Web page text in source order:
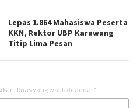
Lepas 1.864 Mahasiswa Peserta
KKN, Rektor UBP Karawang
Titip Lima Pesan
Ruas yang wajib ditandai *